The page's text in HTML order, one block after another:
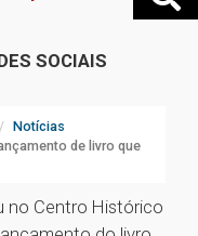
SOCIAIS
Notícias
de livro que
no Centro Histórico